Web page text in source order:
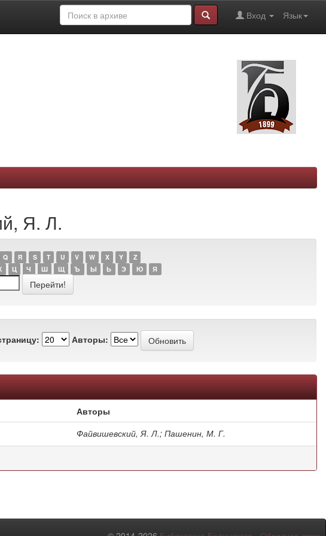
Язык
Вход
Я. Л.
Q R S T U V W X Y
Z
Ц Ч Ш Щ Ъ Ы Ь Э Ю Я
Авторы:
Авторы
Файвишевский, Я. Л.; Пашенин, М. Г.